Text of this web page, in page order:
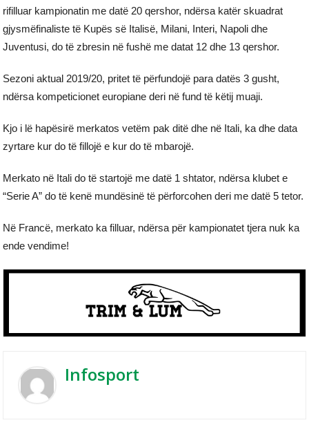
rifilluar kampionatin me datë 20 qershor, ndërsa katër skuadrat
gjysmëfinaliste të Kupës së Italisë, Milani, Interi, Napoli dhe
Juventusi, do të zbresin në fushë me datat 12 dhe 13 qershor.
Sezoni aktual 2019/20, pritet të përfundojë para datës 3 gusht,
ndërsa kompeticionet europiane deri në fund të këtij muaji.
Kjo i lë hapësirë merkatos vetëm pak ditë dhe në Itali, ka dhe data
zyrtare kur do të fillojë e kur do të mbarojë.
Merkato në Itali do të startojë me datë 1 shtator, ndërsa klubet e
“Serie A” do të kenë mundësinë të përforcohen deri me datë 5 tetor.
Në Francë, merkato ka filluar, ndërsa për kampionatet tjera nuk ka
ende vendime!
Infosport